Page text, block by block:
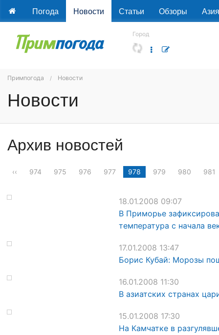
Погода Новости Статьи Обзоры Азия
Город
Примпогода Новости
Новости
Архив новостей
‹‹ 974 975 976 977 978 979 980 981
18.01.2008 09:07
В Приморье
температура с начала
17.01.2008 13:47
Борис Кубай: Морозы
16.01.2008 11:30
В азиатских странах
15.01.2008 17:30
На Камчатке в